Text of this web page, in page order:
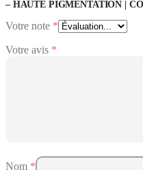
– HAUTE PIGMENTATION |
Votre note *
Votre avis *
Nom *